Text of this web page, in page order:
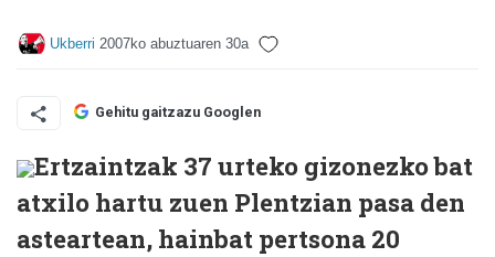
Ukberri 2007ko abuztuaren 30a
Gehitu gaitzazu Googlen
Ertzaintzak 37 urteko gizonezko bat
atxilo hartu zuen Plentzian pasa den
asteartean, hainbat pertsona 20